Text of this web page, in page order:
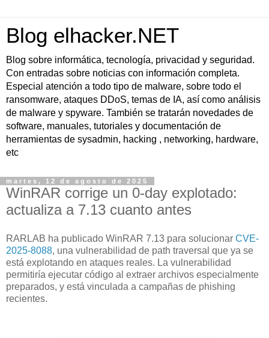
Blog elhacker.NET
Blog sobre informática, tecnología, privacidad y seguridad.
Con entradas sobre noticias con información completa.
Especial atención a todo tipo de malware, sobre todo el
ransomware, ataques DDoS, temas de IA, así como análisis
de malware y spyware. También se tratarán novedades de
software, manuales, tutoriales y documentación de
herramientas de sysadmin, hacking , networking, hardware,
etc
martes, 12 de agosto de 2025
WinRAR corrige un 0-day explotado:
actualiza a 7.13 cuanto antes
RARLAB ha publicado WinRAR 7.13 para solucionar CVE-
2025-8088, una vulnerabilidad de path traversal que ya se
está explotando en ataques reales. La vulnerabilidad
permitiría ejecutar código al extraer archivos especialmente
preparados, y está vinculada a campañas de phishing
recientes.